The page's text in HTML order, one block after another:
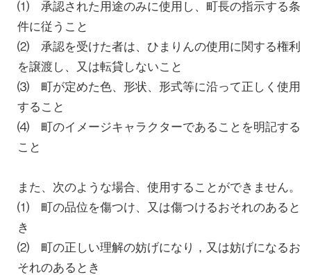
⑴ 承認された用途のみに使用し、町長の指示する条
件に従うこと
⑵ 承認を受けた者は、ひまりんの使用に関する権利
を譲渡し、又は転貸しないこと
⑶ 町が定めた色、形状、形式等に沿って正しく使用
すること
⑷ 町のイメージキャラクターであることを明記する
こと
また、次のような場合、使用することができません。
⑴ 町の品位を傷つけ、又は傷つけるおそれのあると
き
⑵ 町の正しい理解の妨げになり，又は妨げになるお
それのあるとき